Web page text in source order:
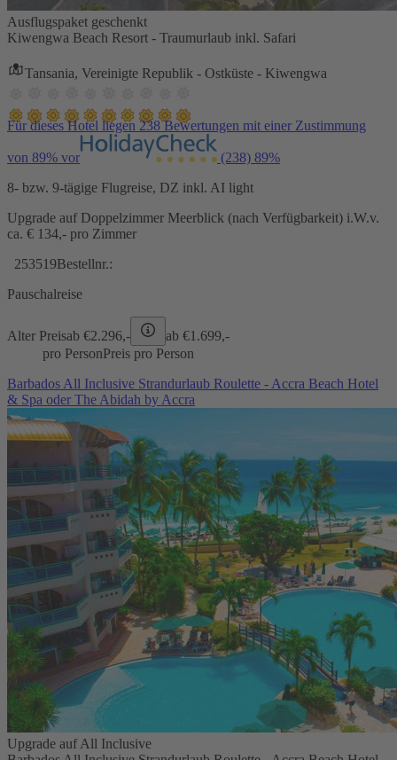
Ausflugspaket geschenkt
Kiwengwa Beach Resort - Traumurlaub inkl. Safari
Tansania, Vereinigte Republik - Ostküste - Kiwengwa
Für dieses Hotel liegen 238 Bewertungen mit einer Zustimmung
von 89% vor (238) 89%
8- bzw. 9-tägige Flugreise, DZ inkl. AI light
Upgrade auf Doppelzimmer Meerblick (nach Verfügbarkeit) i.W.v.
ca. € 134,- pro Zimmer
253519Bestellnr.:
Pauschalreise
Alter Preisab €2.296,- ab €1.699,-
pro PersonPreis pro Person
Barbados All Inclusive Strandurlaub Roulette - Accra Beach Hotel
& Spa oder The Abidah by Accra
Upgrade auf All Inclusive